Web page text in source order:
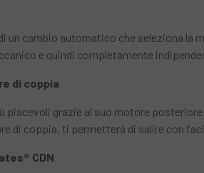
un cambio automatico che seleziona la
e quindi completamente
di coppia
piacevoli grazie al suo motore
di coppia, ti permetterà di salire con
CDN